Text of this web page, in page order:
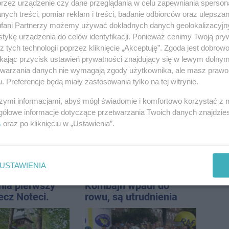
ostrzeżeń
ul.
Nie żyje
wypadła z
piętra
W sobotę Kujawski
Festiwal Pieśni Ludowej
pierwszy
Noteci.
terminarz
Kombajn wpadł do
rowu, są utrudnienia
urządzenie czy dane przeglądania w celu zapewniania
treści, pomiar reklam i treści, badanie odbiorców oraz
Partnerzy możemy używać dokładnych danych
urządzenia do celów identyfikacji. Ponieważ cenimy Twoją
tych technologii poprzez kliknięcie „Akceptuję”. Zgoda jest
przycisk ustawień prywatności znajdujący się w lewym
danych nie wymagają zgody użytkownika, ale masz
Preferencje będą miały zastosowania tylko na tej witrynie.
informacjami, abyś mógł świadomie i komfortowo korzystać z
informacje dotyczące przetwarzania Twoich danych
oraz po kliknięciu w „Ustawienia”.
USTAWIENIA